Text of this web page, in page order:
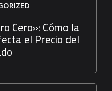
Cero»: Cómo la
el Precio del